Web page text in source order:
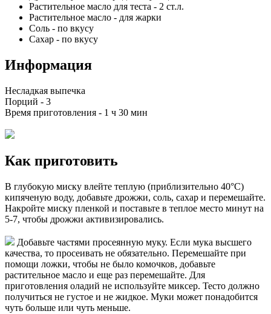
Растительное масло для теста - 2 ст.л.
Растительное масло - для жарки
Соль - по вкусу
Сахар - по вкусу
Информация
Несладкая выпечка
Порций - 3
Время приготовления - 1 ч 30 мин
Как приготовить
В глубокую миску влейте теплую (приблизительно 40°С)
кипяченую воду, добавьте дрожжи, соль, сахар и перемешайте.
Накройте миску пленкой и поставьте в теплое место минут на
5-7, чтобы дрожжи активизировались.
Добавьте частями просеянную муку. Если мука высшего
качества, то просеивать не обязательно. Перемешайте при
помощи ложки, чтобы не было комочков, добавьте
растительное масло и еще раз перемешайте. Для
приготовления оладий не используйте миксер. Тесто должно
получиться не густое и не жидкое. Муки может понадобится
чуть больше или чуть меньше.